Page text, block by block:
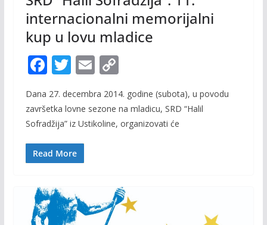
internacionalni memorijalni
kup u lovu mladice
F
ac
e
b
o
o
T
itt
er
E
ai
l
C
p
y
Dana 27. decembra 2014. godine (subota), u povodu
završetka lovne sezone na mladicu, SRD “Halil
Sofradžija” iz Ustikoline, organizovati će
Read More